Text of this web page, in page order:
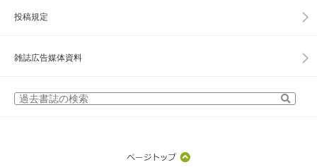
投稿規定
雑誌広告媒体資料